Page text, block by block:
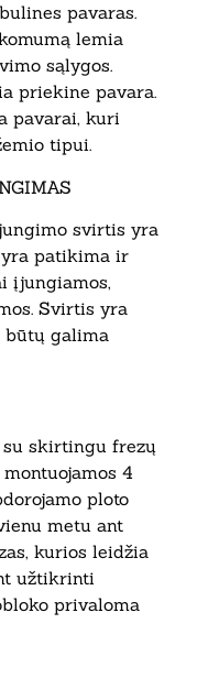
pavaras.
lemia
sąlygos.
priekine pavara.
pavarai, kuri
tipui.
svirtis yra
yra patikima ir
įjungiamos,
Svirtis yra
būtų galima
su skirtingu frezų
4
ploto
metu ant
kurios leidžia
užtikrinti
privaloma